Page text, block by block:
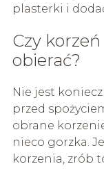
plasterki i
Czy
obierać?
Nie jest
przed
obrane
nieco gorzka.
korzenia, zrób